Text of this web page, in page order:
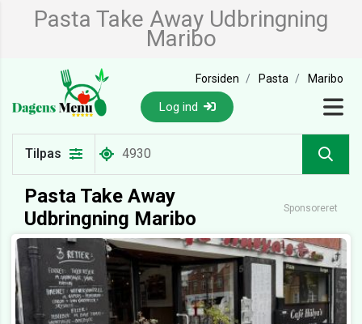
Pasta Take Away Udbringning
Maribo
Forsiden Pasta Maribo
Log ind
Tilpas
Pasta Take Away
Udbringning Maribo
Sponsoreret